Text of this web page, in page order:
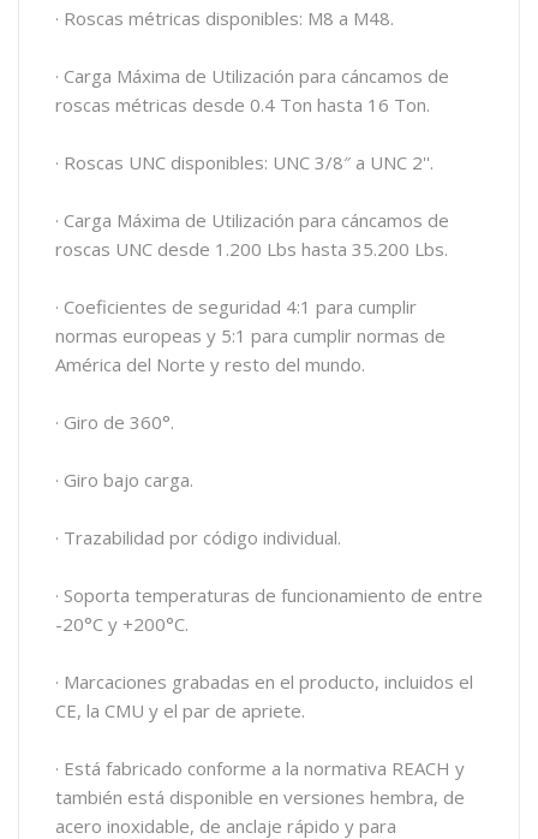
· Roscas métricas disponibles: M8 a M48.
· Carga Máxima de Utilización para cáncamos de
roscas métricas desde 0.4 Ton hasta 16 Ton.
· Roscas UNC disponibles: UNC 3/8″ a UNC 2''.
· Carga Máxima de Utilización para cáncamos de
roscas UNC desde 1.200 Lbs hasta 35.200 Lbs.
· Coeficientes de seguridad 4:1 para cumplir
normas europeas y 5:1 para cumplir normas de
América del Norte y resto del mundo.
· Giro de 360°.
· Giro bajo carga.
· Trazabilidad por código individual.
· Soporta temperaturas de funcionamiento de entre
-20°C y +200°C.
· Marcaciones grabadas en el producto, incluidos el
CE, la CMU y el par de apriete.
· Está fabricado conforme a la normativa REACH y
también está disponible en versiones hembra, de
acero inoxidable, de anclaje rápido y para